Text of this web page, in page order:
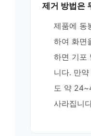
제거 방법은
제품에 동
하여 화면
하면 기포
니다. 만
도 약
사라집니